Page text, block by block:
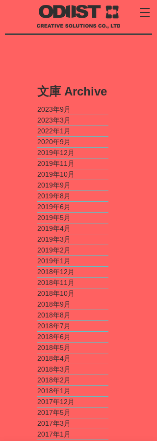
​文庫 Archive
2023年9月
2023年3月
2022年1月
2020年9月
2019年12月
2019年11月
2019年10月
2019年9月
2019年8月
2019年6月
2019年5月
2019年4月
2019年3月
2019年2月
2019年1月
2018年12月
2018年11月
2018年10月
2018年9月
2018年8月
2018年7月
2018年6月
2018年5月
2018年4月
2018年3月
2018年2月
2018年1月
2017年12月
2017年5月
2017年3月
2017年1月